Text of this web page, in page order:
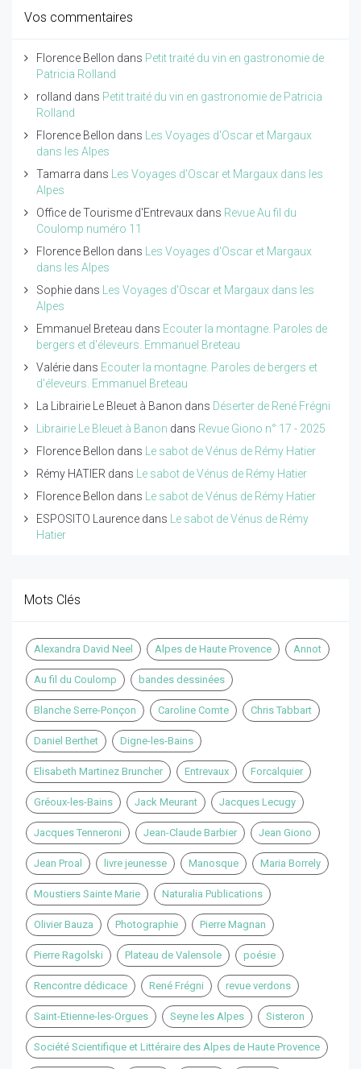
Vos commentaires
Florence Bellon dans Petit traité du vin en gastronomie de
Patricia Rolland
rolland dans Petit traité du vin en gastronomie de Patricia
Rolland
Florence Bellon dans
Les Voyages d'Oscar et Margaux
dans les Alpes
Tamarra dans
Les Voyages d'Oscar et Margaux dans les
Alpes
Office de Tourisme d'Entrevaux dans Revue Au fil du
Coulomp numéro 11
Florence Bellon dans
Les Voyages d'Oscar et Margaux
dans les Alpes
Sophie dans
Les Voyages d'Oscar et Margaux dans les
Alpes
Emmanuel Breteau dans Ecouter la montagne. Paroles de
bergers et d'éleveurs. Emmanuel Breteau
Valérie dans Ecouter la montagne. Paroles de bergers et
d'éleveurs. Emmanuel Breteau
La Librairie Le Bleuet à Banon dans Déserter de René Frégni
Librairie Le Bleuet à Banon dans Revue Giono n° 17 - 2025
Florence Bellon dans
Le sabot de Vénus de Rémy Hatier
Rémy HATIER dans
Le sabot de Vénus de Rémy Hatier
Florence Bellon dans
Le sabot de Vénus de Rémy Hatier
ESPOSITO Laurence dans
Le sabot de Vénus de Rémy
Hatier
Mots Clés
Alexandra David Neel Alpes de Haute Provence Annot
Au fil du Coulomp bandes dessinées
Blanche Serre-Ponçon Caroline Comte Chris Tabbart
Daniel Berthet Digne-les-Bains
Elisabeth Martinez Bruncher Entrevaux Forcalquier
Gréoux-les-Bains Jack Meurant Jacques Lecugy
Jacques Tenneroni Jean-Claude Barbier Jean Giono
Jean Proal livre jeunesse Manosque Maria Borrely
Moustiers Sainte Marie Naturalia Publications
Olivier Bauza Photographie Pierre Magnan
Pierre Ragolski Plateau de Valensole poésie
Rencontre dédicace René Frégni revue verdons
Saint-Etienne-les-Orgues Seyne les Alpes Sisteron
Société Scientifique et Littéraire des Alpes de Haute Provence